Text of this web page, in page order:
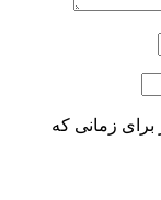
برای زمانی که